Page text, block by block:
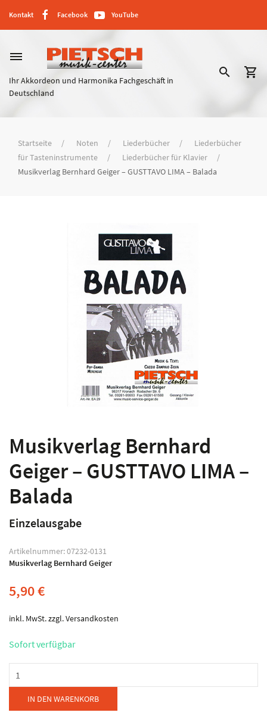
Kontakt Facebook YouTube
dehaze
Ihr Akkordeon und Harmonika Fachgeschäft in
Deutschland
search shopping_cart
Startseite Noten Liederbücher
Liederbücher
für Tasteninstrumente
Liederbücher für Klavier
Musikverlag Bernhard Geiger – GUSTTAVO LIMA – Balada
Musikverlag Bernhard
Geiger – GUSTTAVO LIMA –
Balada
Einzelausgabe
Artikelnummer:07232-0131
Musikverlag Bernhard Geiger
5,90€
inkl. MwSt.zzgl.Versandkosten
Sofort verfügbar
Bernhard
Geiger
-
IN DEN WARENKORB